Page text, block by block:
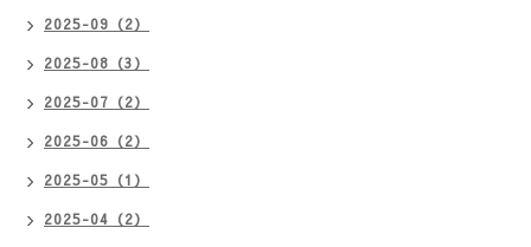
2025-09（2）
2025-08（3）
2025-07（2）
2025-06（2）
2025-05（1）
2025-04（2）